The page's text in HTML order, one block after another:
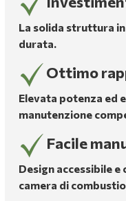
La solida struttura
durata.
Ottimo
Elevata potenza ed
manutenzione
Facile
Design accessibile
camera di